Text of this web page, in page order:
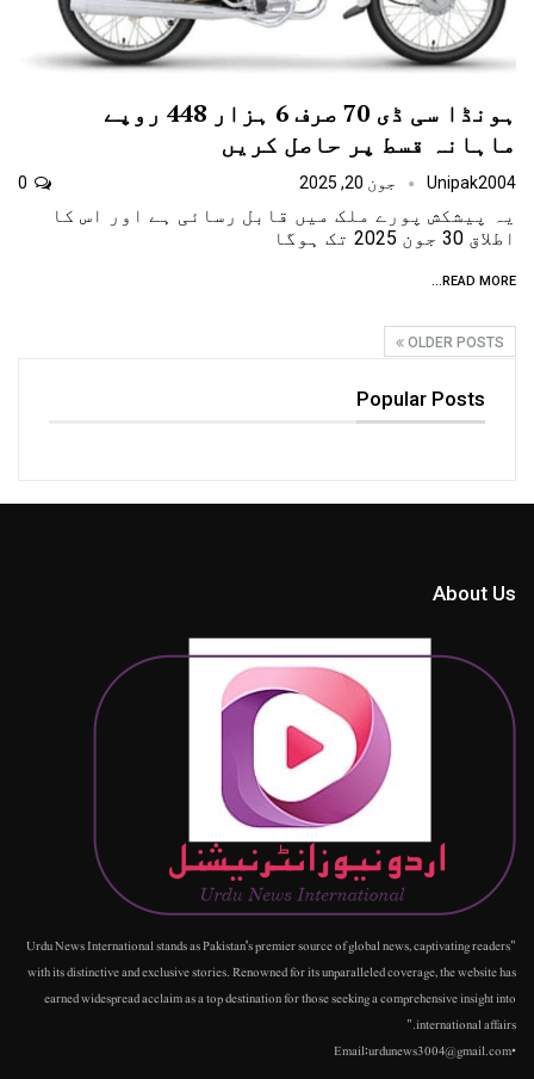
ہونڈا سی ڈی 70 صرف 6 ہزار 448 روپے
ماہانہ قسط پر حاصل کریں
Unipak2004 جون 20, 2025
یہ پیشکش پورے ملک میں قابل رسائی ہے اور اس کا
اطلاق 30 جون 2025 تک ہوگا
READ MORE...
OLDER POSTS
Popular Posts
About Us
"Urdu News International stands as Pakistan's premier source of global news, captivating readers
with its distinctive and exclusive stories. Renowned for its unparalleled coverage, the website has
earned widespread acclaim as a top destination for those seeking a comprehensive insight into
international affairs."
•Email:urdunews3004@gmail.com